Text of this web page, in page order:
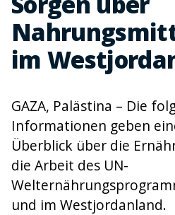
im
GAZA, Palästina – Die
Informationen geben
Überblick über die
die Arbeit des UN-
und im Westjordanland.